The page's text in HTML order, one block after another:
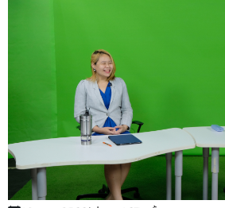
สายตรงผู้บริหาร